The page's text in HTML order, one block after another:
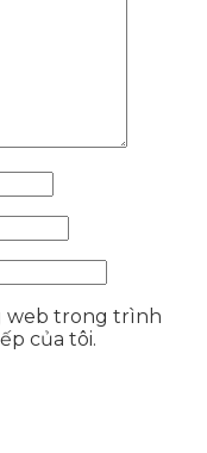
web trong trình
của tôi.